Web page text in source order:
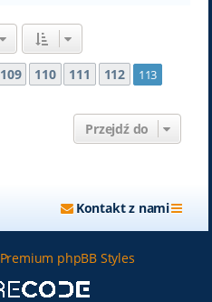
z113
109 110 111 112 113
Przejdź do
Kontakt z nami
Premium phpBB Styles